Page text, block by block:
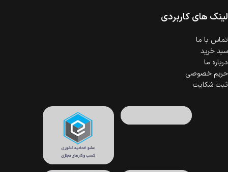
لینک های کاربردی
تماس با ما
سبد خرید
درباره ما
حریم خصوصی
ثبت شکایت